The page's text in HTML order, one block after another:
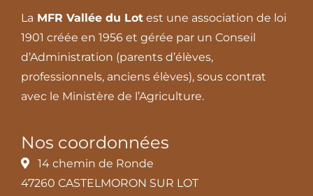
La MFR Vallée du Lotest une association de loi
1901 créée en 1956 et gérée par un Conseil
d’Administration (parents d’élèves,
professionnels, anciens élèves), sous contrat
avec le Ministère de l’Agriculture.
Nos coordonnées
14 chemin de Ronde
47260 CASTELMORON SUR LOT